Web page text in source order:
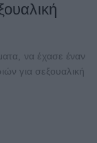
να έχασε έναν
για σεξουαλική